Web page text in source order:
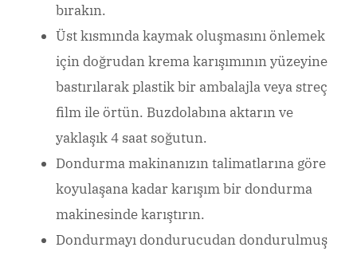
bırakın.
Üst kısmında kaymak oluşmasını önlemek
için doğrudan krema karışımının yüzeyine
bastırılarak plastik bir ambalajla veya streç
film ile örtün. Buzdolabına aktarın ve
yaklaşık 4 saat soğutun.
Dondurma makinanızın talimatlarına göre
koyulaşana kadar karışım bir dondurma
makinesinde karıştırın.
Dondurmayı dondurucudan dondurulmuş